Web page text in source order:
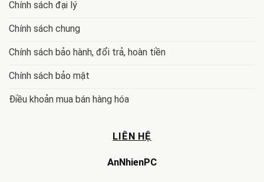
Chính sách đại lý
Chính sách chung
Chính sách bảo hành, đổi trả, hoàn tiền
Chính sách bảo mật
Điều khoản mua bán hàng hóa
LIÊN HỆ
AnNhienPC